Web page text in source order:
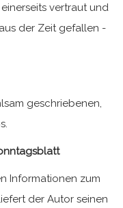
vertraut und
der Zeit gefallen -
geschriebenen,
Informationen zum
der Autor seinen